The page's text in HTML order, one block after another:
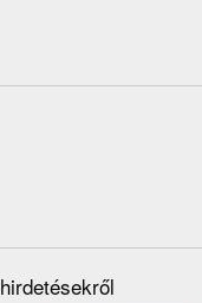
hirdetésekről